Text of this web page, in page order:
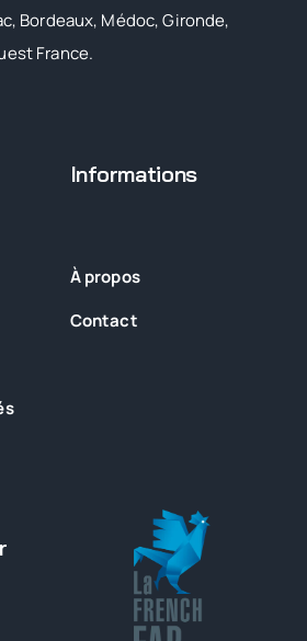
Bordeaux, Médoc, Gironde,
France.
Informations
À propos
Contact